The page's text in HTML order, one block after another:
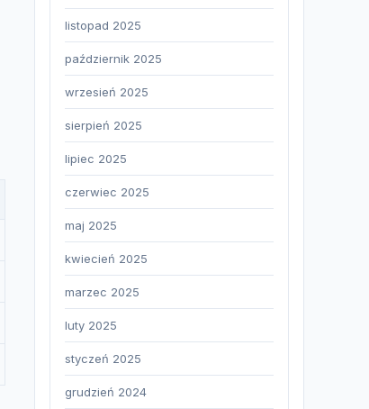
listopad 2025
październik 2025
wrzesień 2025
sierpień 2025
lipiec 2025
czerwiec 2025
maj 2025
kwiecień 2025
marzec 2025
luty 2025
styczeń 2025
grudzień 2024